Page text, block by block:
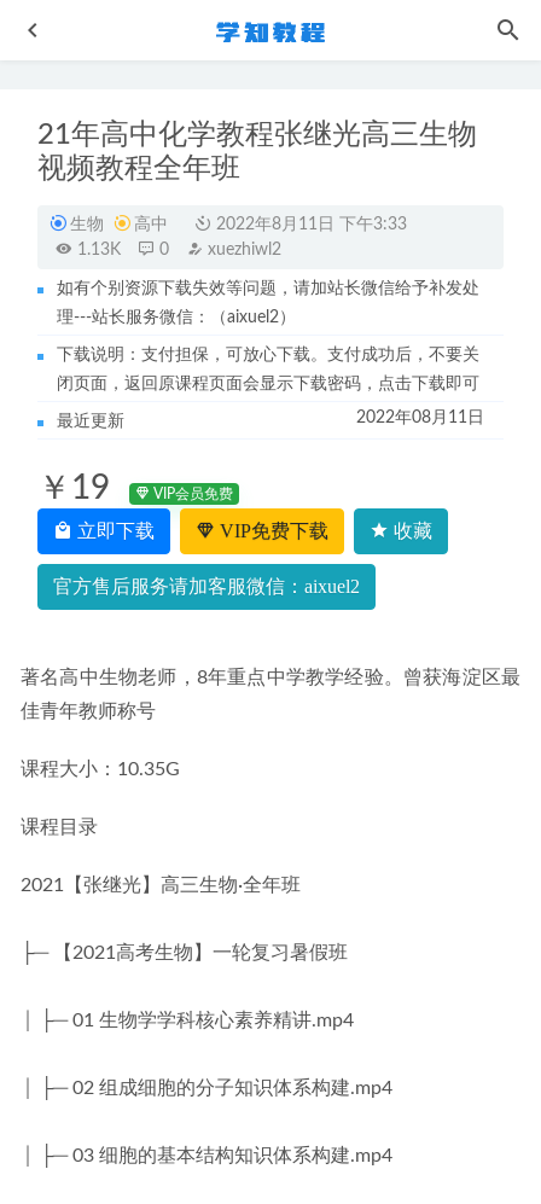
21年高中化学教程张继光高三生物
视频教程全年班
生物 高中
2022年8月11日 下午3:33
1.13K
0 xuezhiwl2
如有个别资源下载失效等问题，请加站长微信给予补发处
理---站长服务微信：（aixuel2）
下载说明：支付担保，可放心下载。支付成功后，不要关
闭页面，返回原课程页面会显示下载密码，点击下载即可
最近更新 2022年08月11日
￥19 VIP会员免费
立即下载 VIP免费下载 收藏
官方售后服务请加客服微信：aixuel2
著名高中生物老师，8年重点中学教学经验。曾获海淀区最
佳青年教师称号
课程大小：10.35G
课程目录
2021【张继光】高三生物·全年班
├─ 【2021高考生物】一轮复习暑假班
│ ├─ 01 生物学学科核心素养精讲.mp4
│ ├─ 02 组成细胞的分子知识体系构建.mp4
│ ├─ 03 细胞的基本结构知识体系构建.mp4
2022年陈焕文高考语文全程班教学课程-视频教程+讲义资料
2022-08-02
高中数学网课教程上海交通大学高等数学视频教程154讲
2022-10-30
2023高考关也高三历史复习视频教程寒假班 2023-05-08
12-09
作业帮高中数学教程23年韩佳伟高考数学视频教程尖端暑假
班 2022-09-11